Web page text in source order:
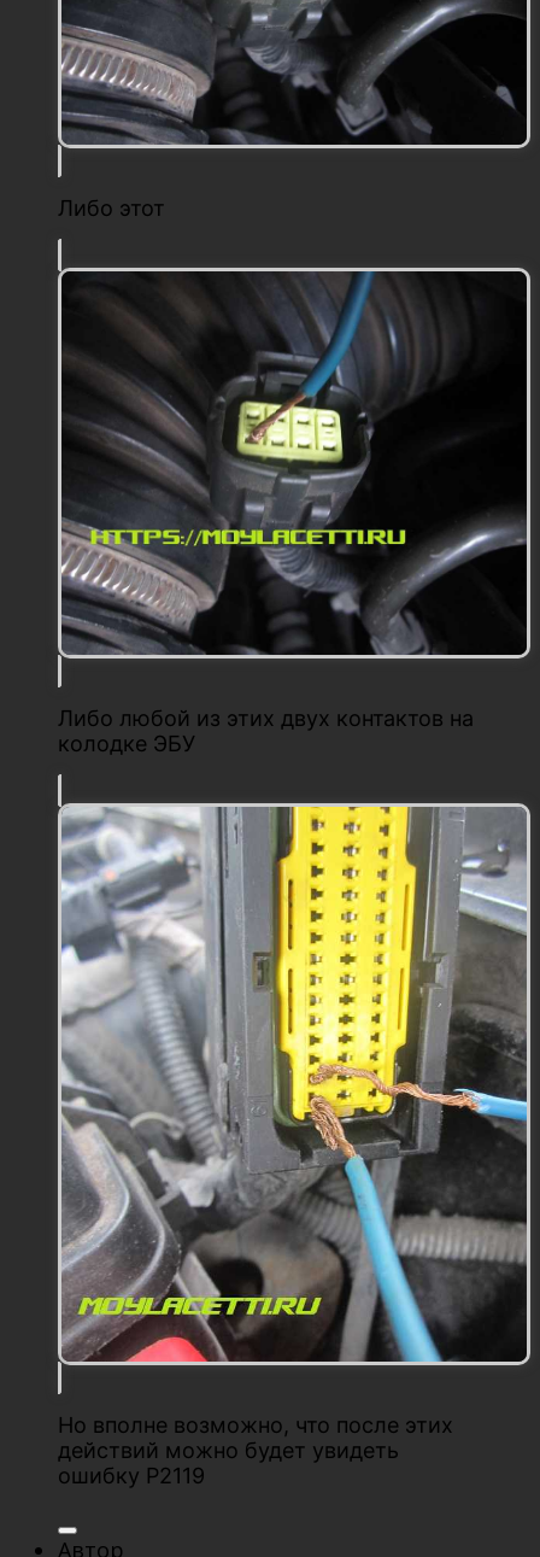
Либо этот
Либо любой из этих двух контактов на
колодке ЭБУ
Но вполне возможно, что после этих
действий можно будет увидеть
ошибку P2119
Автор